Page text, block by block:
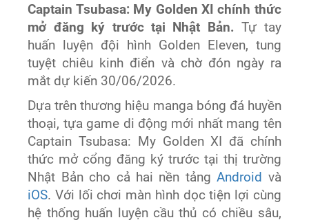
Captain Tsubasa: My Golden XI chính thức
mở đăng ký trước tại Nhật Bản.Tự tay
huấn luyện đội hình Golden Eleven, tung
tuyệt chiêu kinh điển và chờ đón ngày ra
mắt dự kiến 30/06/2026.
Dựa trên thương hiệu manga bóng đá huyền
thoại, tựa game di động mới nhất mang tên
Captain Tsubasa: My Golden XI đã chính
thức mở cổng đăng ký trước tại thị trường
Nhật Bản cho cả hai nền tảngAndroid và
iOS. Với lối chơi màn hình dọc tiện lợi cùng
hệ thống huấn luyện cầu thủ có chiều sâu,